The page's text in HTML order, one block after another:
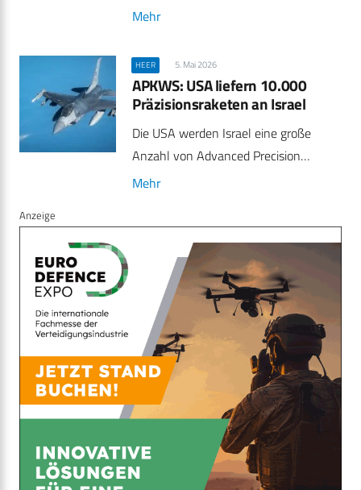
Mehr
HEER 5. Mai 2026
APKWS: USA liefern 10.000
Präzisionsraketen an Israel
Die USA werden Israel eine große
Anzahl von Advanced Precision…
Mehr
Anzeige